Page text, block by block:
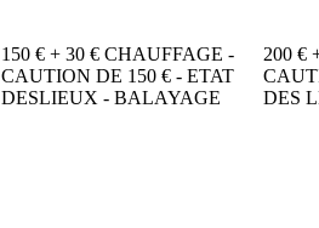
150 € + 30 € CHAUFFAGE -
CAUTION DE 150 € - ETAT
DESLIEUX - BALAYAGE
200 €
DES